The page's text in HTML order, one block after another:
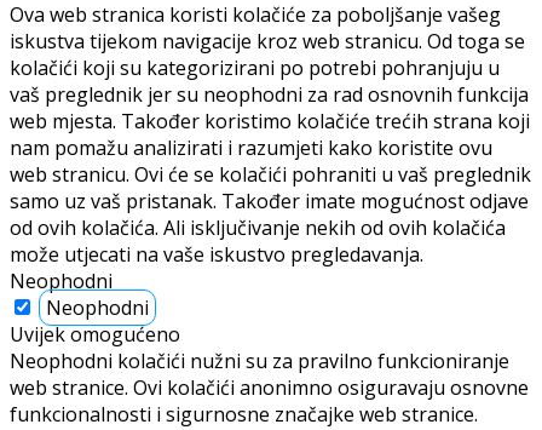
Ova web stranica koristi kolačiće za poboljšanje vašeg
iskustva tijekom navigacije kroz web stranicu. Od toga se
kolačići koji su kategorizirani po potrebi pohranjuju u
vaš preglednik jer su neophodni za rad osnovnih funkcija
web mjesta. Također koristimo kolačiće trećih strana koji
nam pomažu analizirati i razumjeti kako koristite ovu
web stranicu. Ovi će se kolačići pohraniti u vaš preglednik
samo uz vaš pristanak. Također imate mogućnost odjave
od ovih kolačića. Ali isključivanje nekih od ovih kolačića
može utjecati na vaše iskustvo pregledavanja.
Neophodni
Neophodni
Uvijek omogućeno
Neophodni kolačići nužni su za pravilno funkcioniranje
web stranice. Ovi kolačići anonimno osiguravaju osnovne
funkcionalnosti i sigurnosne značajke web stranice.